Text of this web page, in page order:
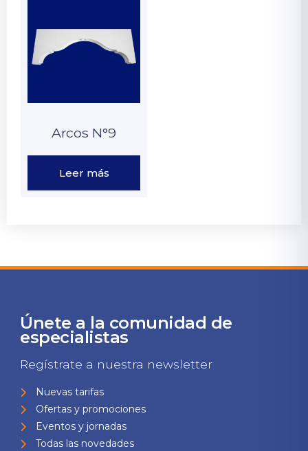
Arcos N°9
Leer más
Únete a la comunidad de
especialistas
Regístrate a nuestra newsletter
Nuevas tarifas
Ofertas y promociones
Eventos y jornadas
Todas las novedades